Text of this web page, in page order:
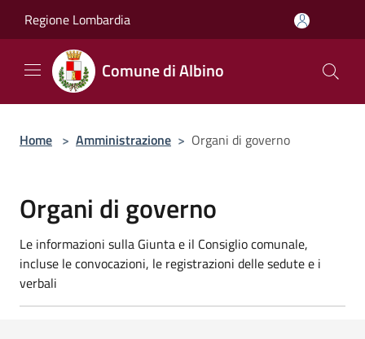
Regione Lombardia
Comune di Albino
Home > Amministrazione > Organi di governo
Organi di governo
Le informazioni sulla Giunta e il Consiglio comunale,
incluse le convocazioni, le registrazioni delle sedute e i
verbali